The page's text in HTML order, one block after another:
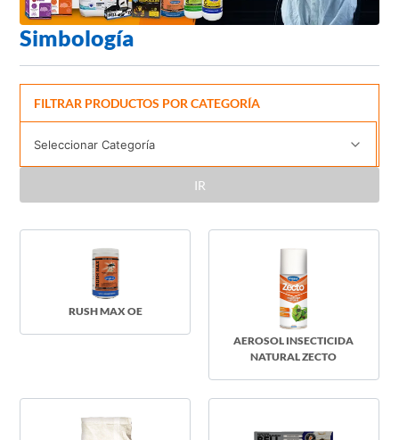
Simbología
FILTRAR PRODUCTOS POR CATEGORÍA
IR
RUSH MAX OE
AEROSOL INSECTICIDA
NATURAL ZECTO